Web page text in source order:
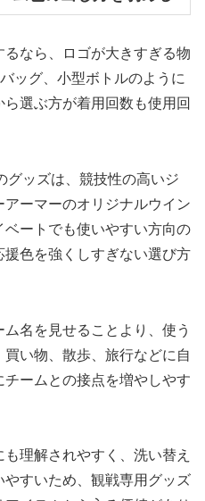
なら、ロゴが大きすぎる物
ッグ、小型ボトルのように
選ぶ方が着用回数も使用回
グッズは、競技性の高いジ
ーマーのオリジナルウイン
ベートでも使いやすい方向の
色を強くしすぎない選び方
名を見せることより、使う
い物、散歩、旅行などに自
ームとの接点を増やしやす
理解されやすく、洗い替え
すいため、観戦専用グッズ